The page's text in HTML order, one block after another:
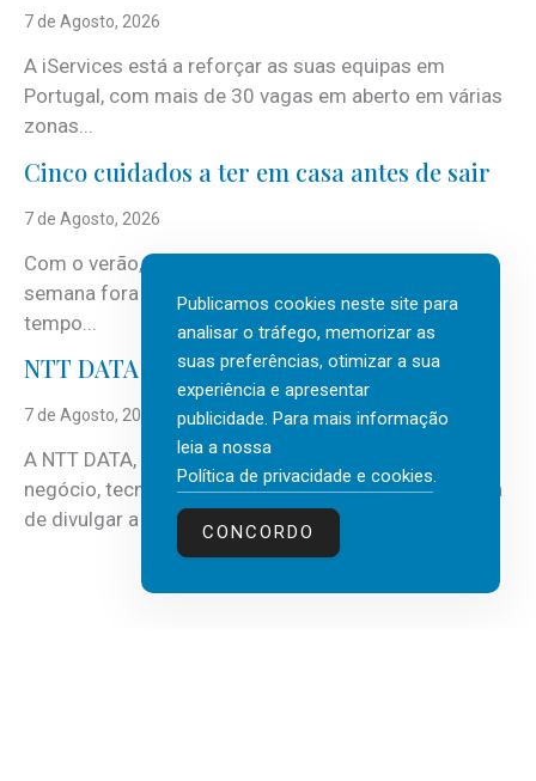
7 de Agosto, 2026
A iServices está a reforçar as suas equipas em
Portugal, com mais de 30 vagas em aberto em várias
zonas...
Cinco cuidados a ter em casa antes de sair
7 de Agosto, 2026
Com o verão, chegam também as férias, os fins-de-
semana fora e os dias em que a casa fica mais
tempo...
NTT DATA Insurtech Global Outlook 2026
7 de Agosto, 2026
A NTT DATA, consultora global em serviços de
negócio, tecnologia e inteligência artificial (IA), acaba
de divulgar a mais recente...
Publicamos cookies neste site para
analisar o tráfego, memorizar as
suas preferências, otimizar a sua
experiência e apresentar
publicidade. Para mais informação
leia a nossa
Política de privacidade e cookies.
CONCORDO